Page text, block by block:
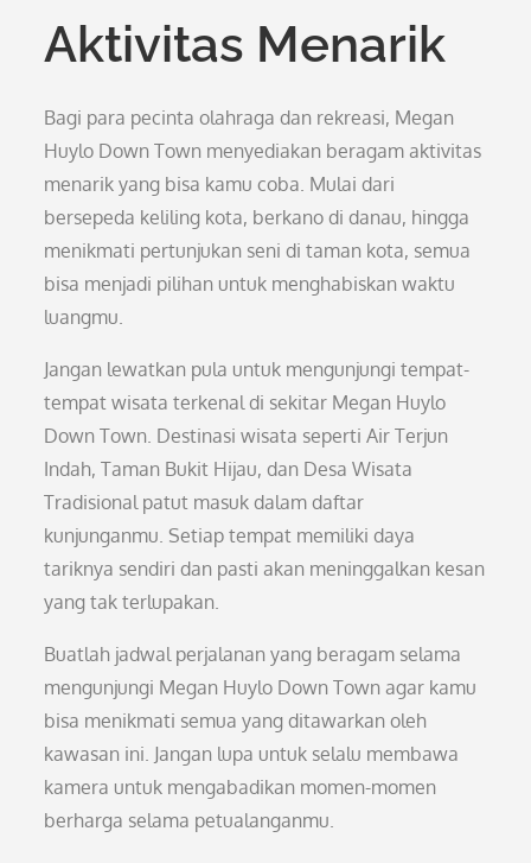
Aktivitas Menarik
Bagi para pecinta olahraga dan rekreasi, Megan
Huylo Down Town menyediakan beragam aktivitas
menarik yang bisa kamu coba. Mulai dari
bersepeda keliling kota, berkano di danau, hingga
menikmati pertunjukan seni di taman kota, semua
bisa menjadi pilihan untuk menghabiskan waktu
luangmu.
Jangan lewatkan pula untuk mengunjungi tempat-
tempat wisata terkenal di sekitar Megan Huylo
Down Town. Destinasi wisata seperti Air Terjun
Indah, Taman Bukit Hijau, dan Desa Wisata
Tradisional patut masuk dalam daftar
kunjunganmu. Setiap tempat memiliki daya
tariknya sendiri dan pasti akan meninggalkan kesan
yang tak terlupakan.
Buatlah jadwal perjalanan yang beragam selama
mengunjungi Megan Huylo Down Town agar kamu
bisa menikmati semua yang ditawarkan oleh
kawasan ini. Jangan lupa untuk selalu membawa
kamera untuk mengabadikan momen-momen
berharga selama petualanganmu.